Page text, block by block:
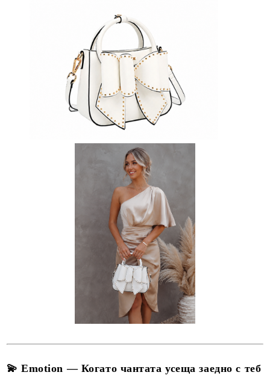
💫 Emotion — Когато чантата усеща заедно с теб